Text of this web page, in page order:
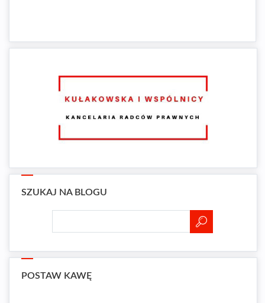
SZUKAJ NA BLOGU
POSTAW KAWĘ